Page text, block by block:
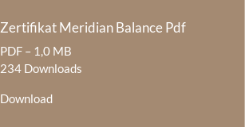
Zertifikat Meridian Balance Pdf
PDF – 1,0 MB
234 Downloads
Download